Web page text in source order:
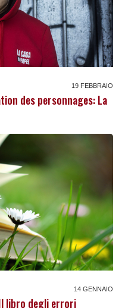
19 FEBBRAIO
des personnages: La
14 GENNAIO
libro degli errori